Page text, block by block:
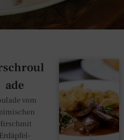
ade
vom
Erdäpfel-